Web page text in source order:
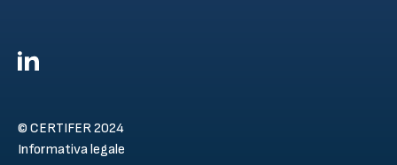
© CERTIFER 2024
Informativa legale